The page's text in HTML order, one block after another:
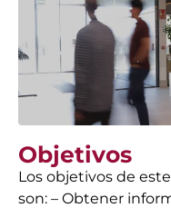
Objetivos
Los objetivos de
son: – Obtener